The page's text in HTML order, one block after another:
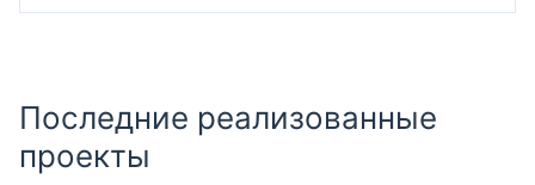
Последние реализованные
проекты